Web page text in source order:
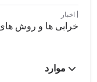
اخبار
خرابی ها و روش های
موارد